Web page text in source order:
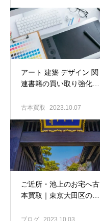
アート 建築 デザイン 関
連書籍の買い取り強化
出張買取専門店 古書窟揚
古本買取 2023.10.07
ご近所・池上のお宅へ古
本買取｜東京大田区の古
揚羽堂
ブログ 2023.10.03